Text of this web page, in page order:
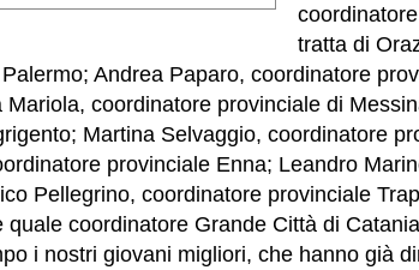
tratta di
Andrea Paparo, coordinatore
Mariola, coordinatore provinciale di
Martina Selvaggio, coordinatore
provinciale Enna; Leandro
Pellegrino, coordinatore provinciale
quale coordinatore Grande Città di
i nostri giovani migliori, che hanno già